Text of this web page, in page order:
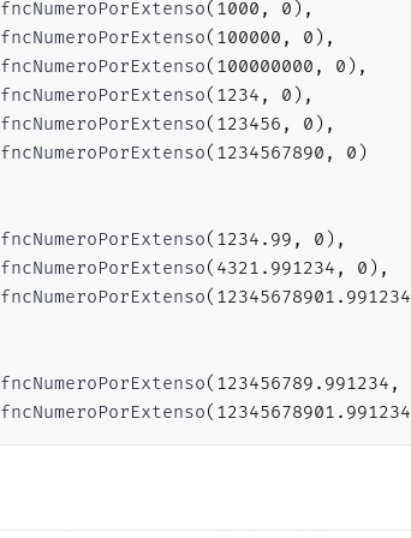
'Dezesseis' , 16 ) ,
'Dezessete' , 17 ) ,
'Dezoito' , 18 18 ) ,
'Dezenove' 19 ) ,
'Vinte' 20 , ) ,
'Trinta e' 39 ) ,
'Quarenta' 40 ) ,
'Quarenta e' , 49 ) ,
'Sessenta' 60 ) ,
'Sessenta e' , 69 ) ,
fncNumeroPorExtenso( 1000 , 0 ) ,
fncNumeroPorExtenso( 100000 , 0 ) ,
fncNumeroPorExtenso( 100000000 , 0 ) ,
fncNumeroPorExtenso( 1234 , 0 ) ,
fncNumeroPorExtenso( 123456 , 0 ) ,
fncNumeroPorExtenso( 1234567890 , 0 )
fncNumeroPorExtenso( 1234.99 , 0 ) ,
fncNumeroPorExtenso( 4321.991234 , 0 ) ,
fncNumeroPorExtenso( 12345678901.991234
fncNumeroPorExtenso( 123456789.991234 ,
fncNumeroPorExtenso( 12345678901.991234